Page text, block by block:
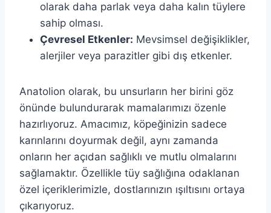
olarak daha parlak veya daha kalın tüylere
sahip olması.
Çevresel Etkenler: Mevsimsel değişiklikler,
alerjiler veya parazitler gibi dış etkenler.
Anatolion olarak, bu unsurların her birini göz
önünde bulundurarak mamalarımızı özenle
hazırlıyoruz. Amacımız, köpeğinizin sadece
karınlarını doyurmak değil, aynı zamanda
onların her açıdan sağlıklı ve mutlu olmalarını
sağlamaktır. Özellikle tüy sağlığına odaklanan
özel içeriklerimizle, dostlarınızın ışıltısını ortaya
çıkarıyoruz.